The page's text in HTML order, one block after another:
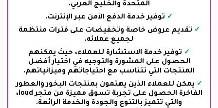
المتحدة والخليج العربي.
توفير خدمة الدفع الآمن عبر الإنترنت.
تقديم عروض خاصة وتخفيضات على فترات منتظمة
لجميع عملائه.
توفير خدمة الاستشارة للعملاء، حيث يمكنهم
الحصول على المشورة والتوجيه في اختيار أفضل
المنتجات التي تتناسب مع احتياجاتهم وميزانياتهم.
يمكن للعملاء الذين يهتمون بمنتجات البخور والعطور
الفاخرة الحصول على تجربة تسوق مميزة من متجر ioud،
والتي تتميز بالتنوع والجودة والخدمة الرائعة.